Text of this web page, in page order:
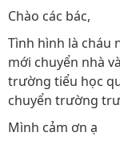
Chào các bác,
Tình hình là cháu
mới chuyển nhà
trường tiểu học
chuyển trường
Mình cảm ơn ạ